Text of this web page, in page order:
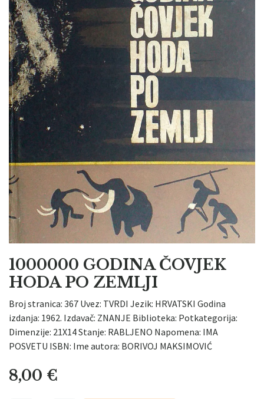
1000000 GODINA ČOVJEK
HODA PO ZEMLJI
Broj stranica: 367 Uvez: TVRDI Jezik: HRVATSKI Godina
izdanja: 1962. Izdavač: ZNANJE Biblioteka: Potkategorija:
Dimenzije: 21X14 Stanje: RABLJENO Napomena: IMA
POSVETU ISBN: Ime autora: BORIVOJ MAKSIMOVIĆ
8,00 €